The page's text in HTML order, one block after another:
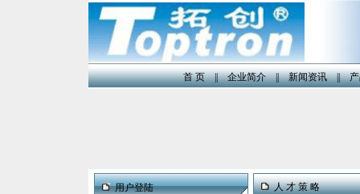
首 页||企业简介||新闻资讯||
用户登陆 人 才 策 略